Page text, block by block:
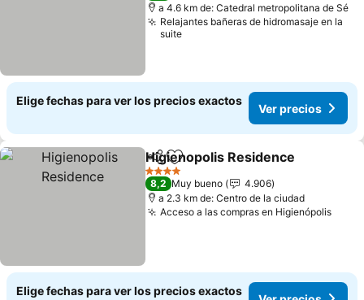
a 4.6 km de: Catedral metropolitana de Sé
Relajantes bañeras de hidromasaje en la
suite
Elige fechas para ver los precios exactos
Ver precios
CompartirAgregar a favoritos
Higienopolis Residence
4 Estrellas
8,2 Muy bueno
4.906
a 2.3 km de: Centro de la ciudad
Acceso a las compras en Higienópolis
Elige fechas para ver los precios exactos